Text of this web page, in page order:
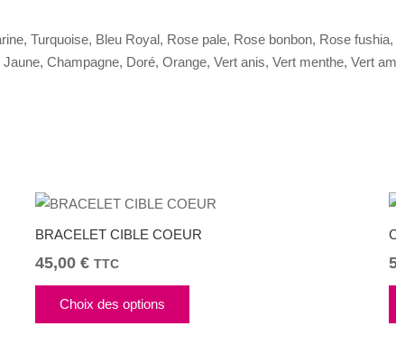
Turquoise, Bleu Royal, Rose pale, Rose bonbon, Rose
Champagne, Doré, Orange, Vert anis, Vert menthe, Vert
BRACELET CIBLE COEUR
45,00 € TTC
Choix des options